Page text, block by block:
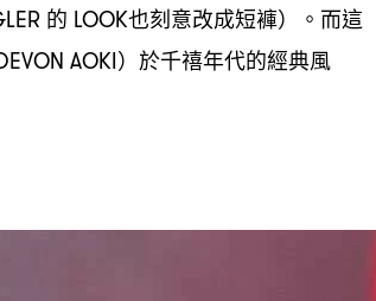
的 LOOK也刻意改成短褲）
。而這
AOKI） 於千禧年代的經典風